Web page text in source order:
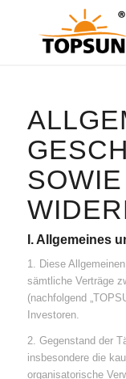
SOWIE
I. Allgemeines
1. Diese
sämtliche Verträge
(nachfolgend
Investoren.
2. Gegenstand der
insbesondere die
organisatorische